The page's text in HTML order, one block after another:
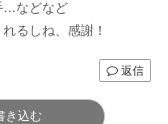
…などなど
るしね、感謝！
返信
き込む